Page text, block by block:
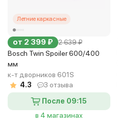
Летние каркасные
от 2 399 ₽ 2 639 ₽
Bosch Twin Spoiler 600/400
мм
к-т дворников 601S
4.3
3 отзыва
После 09:15
в 4 магазинах